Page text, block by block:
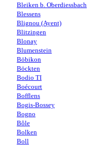
Bleiken b. Oberdiessbach
Blessens
Blignou (Ayent)
Blitzingen
Blonay
Blumenstein
Böbikon
Böckten
Bodio TI
Boécourt
Bofflens
Bogis-Bossey
Bogno
Bôle
Bolken
Boll